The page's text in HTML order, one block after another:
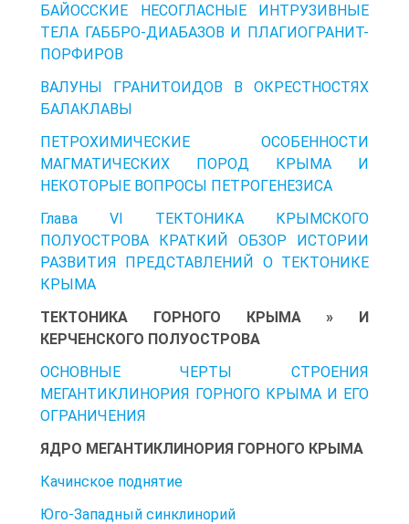
БАЙОССКИЕ НЕСОГЛАСНЫЕ ИНТРУЗИВНЫЕ
ТЕЛА ГАББРО-ДИАБАЗОВ И ПЛАГИОГРАНИТ-
ПОРФИРОВ
ВАЛУНЫ ГРАНИТОИДОВ В ОКРЕСТНОСТЯХ
БАЛАКЛАВЫ
ПЕТРОХИМИЧЕСКИЕ ОСОБЕННОСТИ
МАГМАТИЧЕСКИХ ПОРОД КРЫМА И
НЕКОТОРЫЕ ВОПРОСЫ ПЕТРОГЕНЕЗИСА
Глава VI ТЕКТОНИКА КРЫМСКОГО
ПОЛУОСТРОВА КРАТКИЙ ОБЗОР ИСТОРИИ
РАЗВИТИЯ ПРЕДСТАВЛЕНИЙ О ТЕКТОНИКЕ
КРЫМА
ТЕКТОНИКА ГОРНОГО КРЫМА » И
КЕРЧЕНСКОГО ПОЛУОСТРОВА
ОСНОВНЫЕ ЧЕРТЫ СТРОЕНИЯ
МЕГАНТИКЛИНОРИЯ ГОРНОГО КРЫМА И ЕГО
ОГРАНИЧЕНИЯ
ЯДРО МЕГАНТИКЛИНОРИЯ ГОРНОГО КРЫМА
Качинское поднятие
Юго-Западный синклинорий